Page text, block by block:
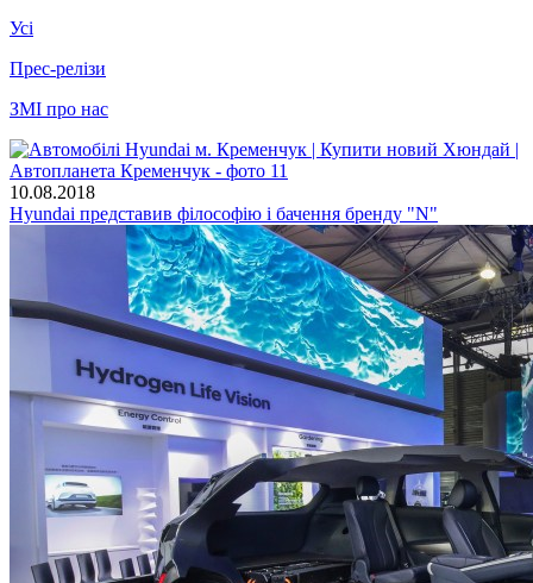
Усі
Прес-релізи
ЗМІ про нас
10.08.2018
Hyundai представив філософію і бачення бренду "N"